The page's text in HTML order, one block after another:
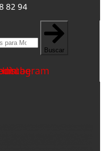
82 94
Buscar
Instagram